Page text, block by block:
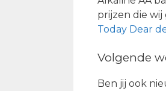
prijzen die wij
Today Dear
Volgende
Ben jij ook